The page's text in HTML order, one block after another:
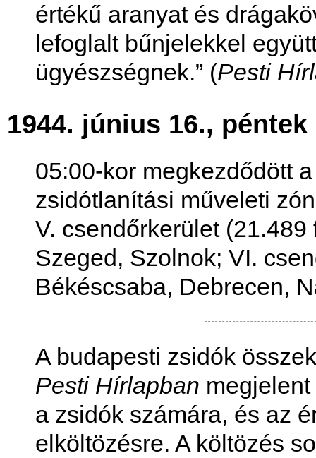
értékű aranyat és
lefoglalt bűnjelekkel
ügyészségnek.” (Pesti
1944. június 16., péntek
05:00-kor megkezdődött
zsidótlanítási műveleti
V. csendőrkerület
Szeged, Szolnok; VI.
Békéscsaba, Debrecen,
A budapesti zsidók
Pesti Hírlapban
a zsidók számára, és az
elköltözésre. A költözés